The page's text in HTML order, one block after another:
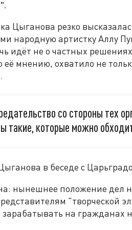
Цыганова резко
народную артистку Аллу
идёт не о частных
её мнению, охватило не
со стороны тех
такие, которые можно
в беседе с
нынешнее положение дел
"творческой
зарабатывать на гражданах